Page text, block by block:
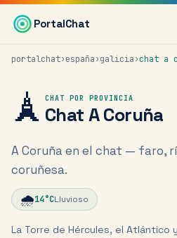
Saltar al contenido principal
PortalChat
portalchat›españa›galicia›chat a
🗼 CHAT POR PROVINCIA
Chat A Coruña
A Coruña en el chat — faro,
coruñesa.
🌧️14°CLluvioso
La Torre de Hércules, el Atlántico